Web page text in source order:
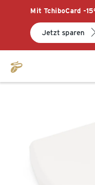
Mit TchiboCard -
Jetzt sparen